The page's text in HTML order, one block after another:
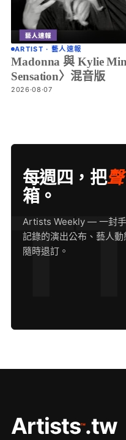
ARTIST · 藝人速報
Madonna 與 Kylie
Sensation〉混音版
2026·08·07
每週四，把
箱。
Artists Weekly — 一封
記錄的演出公布、藝人
隨時退訂。
Artists™.tw